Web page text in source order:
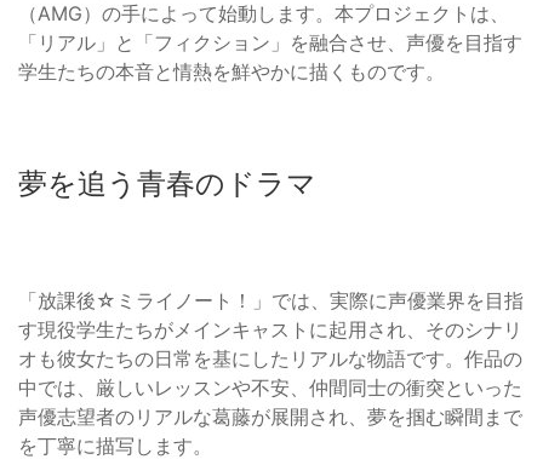
（AMG）の手によって始動します。本プロジェクトは、
「リアル」と「フィクション」を融合させ、声優を目指す
学生たちの本音と情熱を鮮やかに描くものです。
夢を追う青春のドラマ
「放課後☆ミライノート！」では、実際に声優業界を目指
す現役学生たちがメインキャストに起用され、そのシナリ
オも彼女たちの日常を基にしたリアルな物語です。作品の
中では、厳しいレッスンや不安、仲間同士の衝突といった
声優志望者のリアルな葛藤が展開され、夢を掴む瞬間まで
を丁寧に描写します。